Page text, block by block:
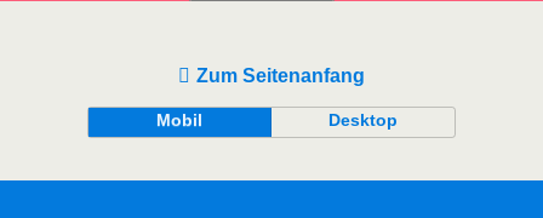
Zum Seitenanfang
Mobil Desktop